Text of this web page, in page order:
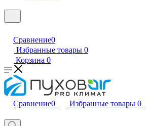
Сравнение0
Избранные товары 0
Корзина 0
Сравнение0 Избранные товары 0